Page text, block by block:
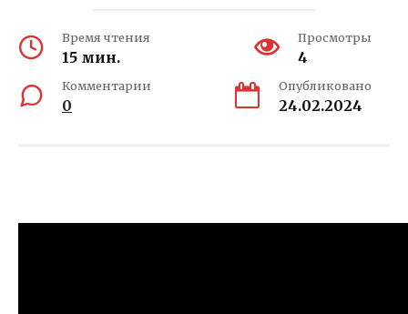
Время чтения
15 мин.
Просмотры
4
Комментарии
0
Опубликовано
24.02.2024